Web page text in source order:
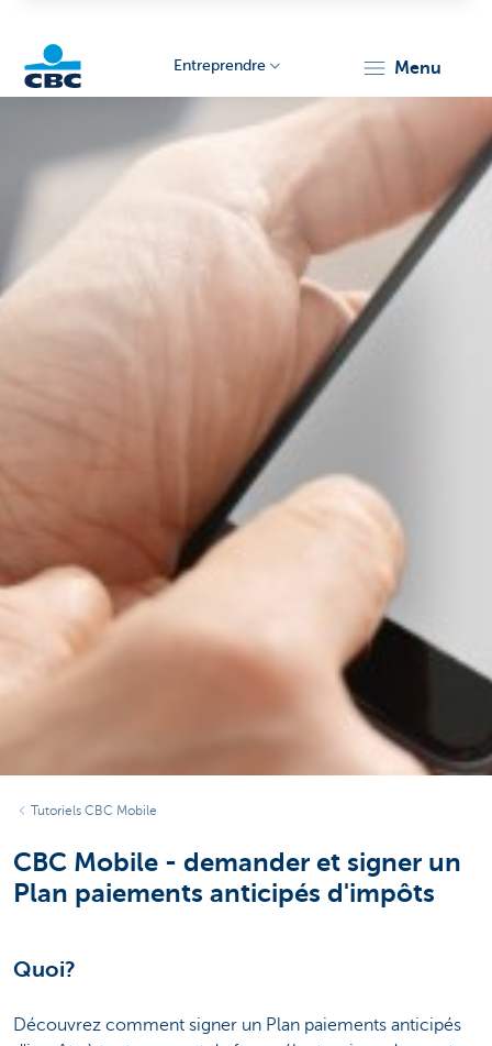
Entreprendre menu
Tutoriels CBC Mobile
CBC Mobile - demander et signer un
Plan paiements anticipés d'impôts
Quoi?
Découvrez comment signer un Plan paiements anticipés